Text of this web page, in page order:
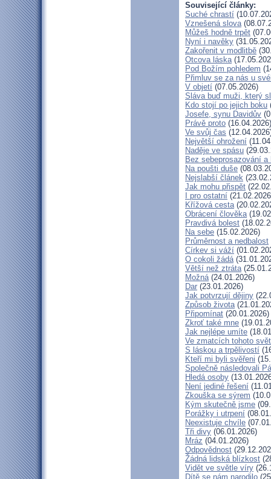
Související články:
Suché chrastí
Vznešená slova
Můžeš hodně trpět
Nyní i navěky
Zakořenit v modlitbě
Otcova láska
Pod Božím pohledem
Přimluv se za nás u
V objetí (07.05.2026)
Sláva buď muži, který
Kdo stojí po jejich boku
Josefe, synu Davidův
Právě proto (16.04.2026)
Ve svůj čas
Největší ohrožení
Naděje ve spásu
Bez sebeprosazování
Na poušti duše
Nejslabší článek
Jak mohu přispět
I pro ostatní
Křížová cesta
Obrácení člověka
Pravdivá bolest
Na sebe (15.02.2026)
Průměrnost a nedbalost
Církev si váží
O cokoli žádá
Větší než ztráta
Možná(24.01.2026)
Dar (23.01.2026)
Jak potvrzují dějiny
Způsob života
Připomínat (20.01.2026)
Zkroť také mne
Jak nejlépe umíte
Ve zmatcích tohoto
S láskou a trpělivostí
Kteří mi byli svěřeni
Společně následovali
Hledá osoby
Není jediné řešení
Zkouška se sýrem
Kým skutečně jsme
Porážky i utrpení
Neexistuje chvíle
Tři divy (06.01.2026)
Mráz (04.01.2026)
Odpovědnost
Žádná lidská blízkost
Vidět ve světle víry
Dítě se nám narodilo